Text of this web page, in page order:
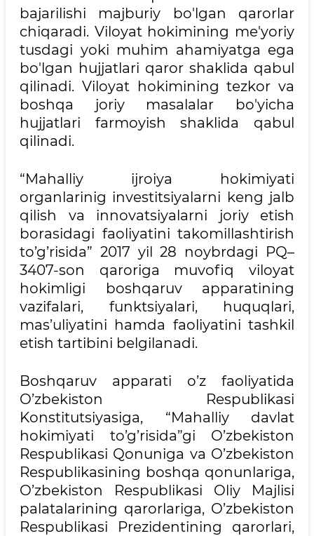
bajarilishi majburiy bo'lgan qarorlar
chiqaradi. Viloyat hokimining me'yoriy
tusdagi yoki muhim ahamiyatga ega
bo'lgan hujjatlari qaror shaklida qabul
qilinadi. Viloyat hokimining tezkor va
boshqa joriy masalalar bo'yicha
hujjatlari farmoyish shaklida qabul
qilinadi.
“Mahalliy ijroiya hokimiyati
organlarinig investitsiyalarni keng jalb
qilish va innovatsiyalarni joriy etish
borasidagi faoliyatini takomillashtirish
to’g’risida” 2017 yil 28 noybrdagi PQ–
3407-son qaroriga muvofiq viloyat
hokimligi boshqaruv apparatining
vazifalari, funktsiyalari, huquqlari,
mas’uliyatini hamda faoliyatini tashkil
etish tartibini belgilanadi.
Boshqaruv apparati o’z faoliyatida
O’zbekiston Respublikasi
Konstitutsiyasiga, “Mahalliy davlat
hokimiyati to’g’risida”gi O’zbekiston
Respublikasi Qonuniga va O’zbekiston
Respublikasining boshqa qonunlariga,
O’zbekiston Respublikasi Oliy Majlisi
palatalarining qarorlariga, O’zbekiston
Respublikasi Prezidentining qarorlari,